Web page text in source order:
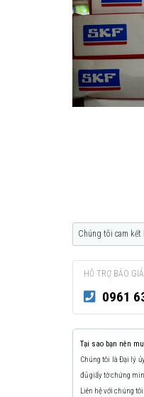
Chúng tôi cam
HỖ TRỢ BÁO
0961
Tại sao bạn nên
Chúng tôi là Đại lý
đủ giấy tờ chứng
Liên hệ với chúng